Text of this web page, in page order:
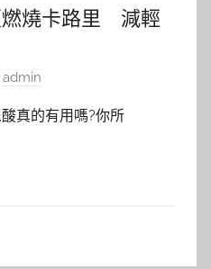
燃燒卡路里 減輕
admin
真的有用嗎?你所